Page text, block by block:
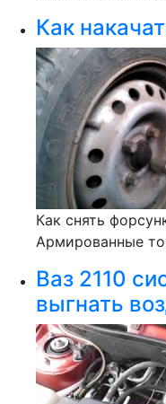
Как
Как снять
Армированные
Ваз 2110
выгнать